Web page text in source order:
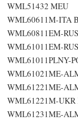
WML51432 MEU
WML60611M-ITA
WML60811EM-
WML61011EM-
WML61011PLNY-
WML61021ME-
WML61221ME-
WML61221M-UKR
WML61231ME-